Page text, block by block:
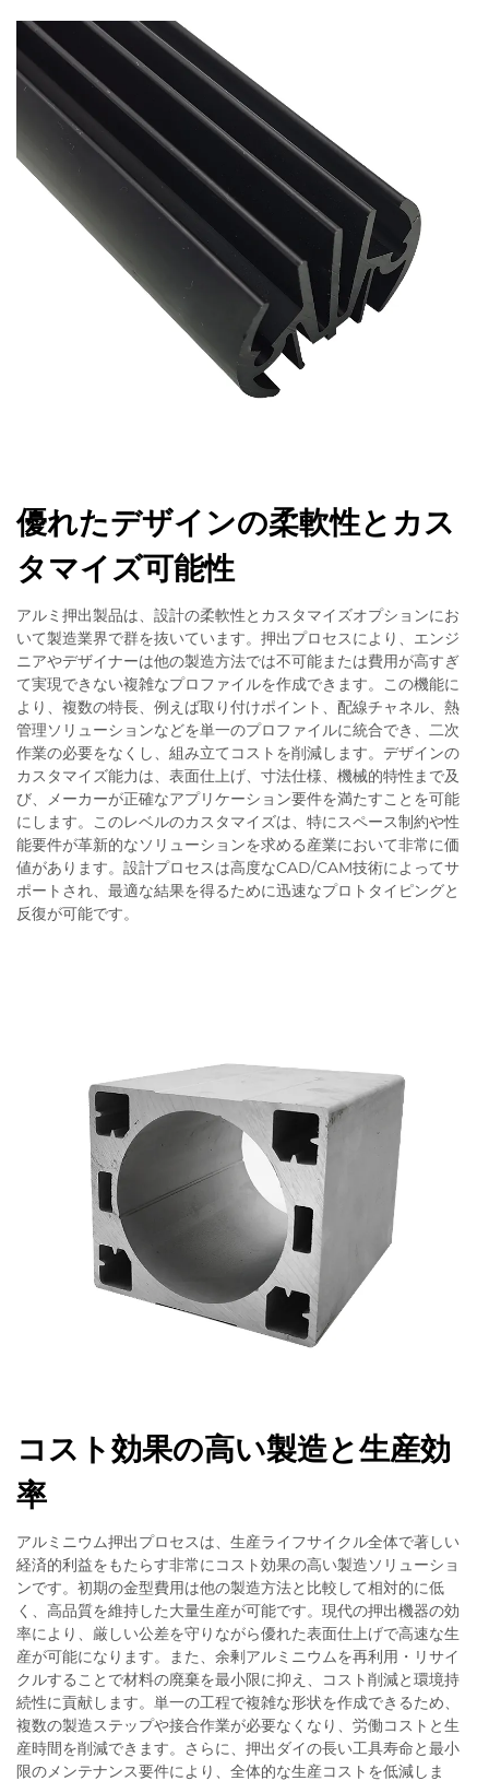
優れたデザインの柔軟性とカス
タマイズ可能性
アルミ押出製品は、設計の柔軟性とカスタマイズオプションにお
いて製造業界で群を抜いています。押出プロセスにより、エンジ
ニアやデザイナーは他の製造方法では不可能または費用が高すぎ
て実現できない複雑なプロファイルを作成できます。この機能に
より、複数の特長、例えば取り付けポイント、配線チャネル、熱
管理ソリューションなどを単一のプロファイルに統合でき、二次
作業の必要をなくし、組み立てコストを削減します。デザインの
カスタマイズ能力は、表面仕上げ、寸法仕様、機械的特性まで及
び、メーカーが正確なアプリケーション要件を満たすことを可能
にします。このレベルのカスタマイズは、特にスペース制約や性
能要件が革新的なソリューションを求める産業において非常に価
値があります。設計プロセスは高度なCAD/CAM技術によってサ
ポートされ、最適な結果を得るために迅速なプロトタイピングと
反復が可能です。
コスト効果の高い製造と生産効
率
アルミニウム押出プロセスは、生産ライフサイクル全体で著しい
経済的利益をもたらす非常にコスト効果の高い製造ソリューショ
ンです。初期の金型費用は他の製造方法と比較して相対的に低
く、高品質を維持した大量生産が可能です。現代の押出機器の効
率により、厳しい公差を守りながら優れた表面仕上げで高速な生
産が可能になります。また、余剰アルミニウムを再利用・リサイ
クルすることで材料の廃棄を最小限に抑え、コスト削減と環境持
続性に貢献します。単一の工程で複雑な形状を作成できるため、
複数の製造ステップや接合作業が必要なくなり、労働コストと生
産時間を削減できます。さらに、押出ダイの長い工具寿命と最小
限のメンテナンス要件により、全体的な生産コストを低減しま